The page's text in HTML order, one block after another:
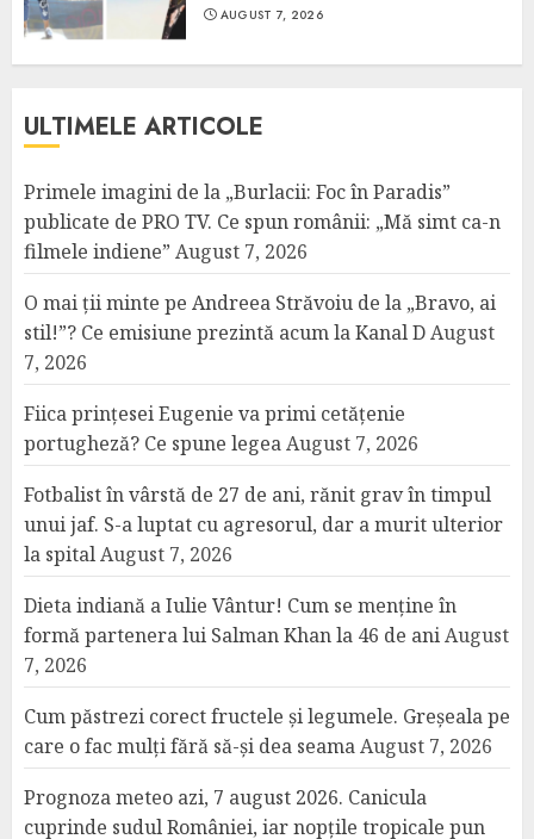
AUGUST 7, 2026
ULTIMELE ARTICOLE
Primele imagini de la „Burlacii: Foc în Paradis”
publicate de PRO TV. Ce spun românii: „Mă simt ca-n
filmele indiene” August 7, 2026
O mai ții minte pe Andreea Străvoiu de la „Bravo, ai
stil!”? Ce emisiune prezintă acum la Kanal DAugust
7, 2026
Fiica prințesei Eugenie va primi cetățenie
portugheză? Ce spune legeaAugust 7, 2026
Fotbalist în vârstă de 27 de ani, rănit grav în timpul
unui jaf. S-a luptat cu agresorul, dar a murit ulterior
la spitalAugust 7, 2026
Dieta indiană a Iulie Vântur! Cum se menține în
formă partenera lui Salman Khan la 46 de aniAugust
7, 2026
Cum păstrezi corect fructele și legumele. Greșeala pe
care o fac mulți fără să-și dea seamaAugust 7, 2026
Prognoza meteo azi, 7 august 2026. Canicula
cuprinde sudul României, iar nopțile tropicale pun